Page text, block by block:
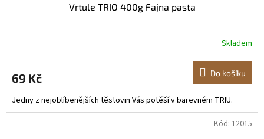
Vrtule TRIO 400g Fajna pasta
Skladem
69 Kč Do košíku
Jedny z nejoblíbenějších těstovin Vás potěší v barevném TRIU.
Kód: 12015